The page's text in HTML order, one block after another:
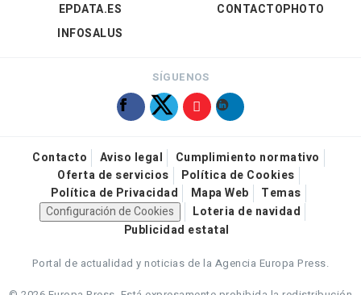
EPDATA.ES
INFOSALUS
CONTACTOPHOTO
SÍGUENOS
Contacto Aviso legal
Cumplimiento normativo
Oferta de servicios
Política de Cookies
Política de Privacidad
Mapa Web
Temas
Configuración de Cookies
Loteria de navidad
Publicidad estatal
Portal de actualidad y noticias de la Agencia Europa Press.